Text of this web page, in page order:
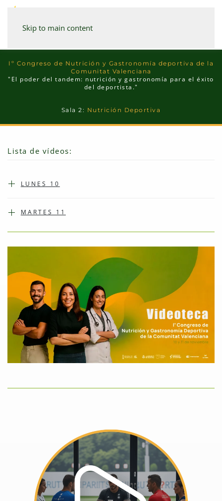
Skip to main content
Iº Congreso de Nutrición y Gastronomía deportiva de la
Comunitat Valenciana
"El poder del tandem: nutrición y gastronomía para el éxito
del deportista."
Sala 2: Nutrición Deportiva
Lista de vídeos:
LUNES 10
MARTES 11